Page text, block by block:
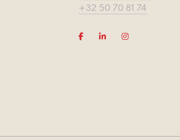
+32 50 70 81 74